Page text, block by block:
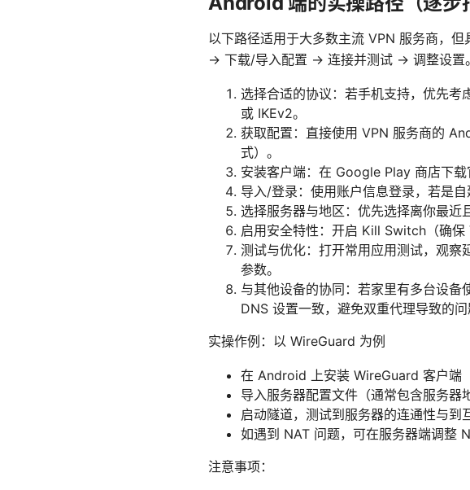
以下路径适用于大多数主流 VPN 服务商，
→ 下载/导入配置 → 连接并测试 → 调整设置。
选择合适的协议：若手机支持，优先
或 IKEv2。
获取配置：直接使用 VPN 服务商的
式）。
安装客户端：在 Google Play 商店下载
导入/登录：使用账户信息登录，若是
选择服务器与地区：优先选择离你最近
启用安全特性：开启 Kill Switch（确保
测试与优化：打开常用应用测试，观
参数。
与其他设备的协同：若家里有多台设
DNS 设置一致，避免双重代理导致的问
实操作例：以 WireGuard 为例
在 Android 上安装 WireGuard 客户端
导入服务器配置文件（通常包含服务器
启动隧道，测试到服务器的连通性与到
如遇到 NAT 问题，可在服务器端调整
注意事项：